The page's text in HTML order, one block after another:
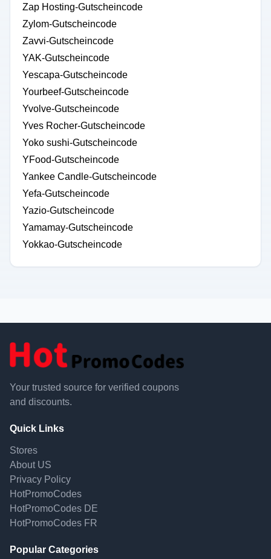
Zap Hosting-Gutscheincode
Zylom-Gutscheincode
Zavvi-Gutscheincode
YAK-Gutscheincode
Yescapa-Gutscheincode
Yourbeef-Gutscheincode
Yvolve-Gutscheincode
Yves Rocher-Gutscheincode
Yoko sushi-Gutscheincode
YFood-Gutscheincode
Yankee Candle-Gutscheincode
Yefa-Gutscheincode
Yazio-Gutscheincode
Yamamay-Gutscheincode
Yokkao-Gutscheincode
Your trusted source for verified coupons
and discounts.
Quick Links
Stores
About US
Privacy Policy
HotPromoCodes
HotPromoCodes DE
HotPromoCodes FR
Popular Categories